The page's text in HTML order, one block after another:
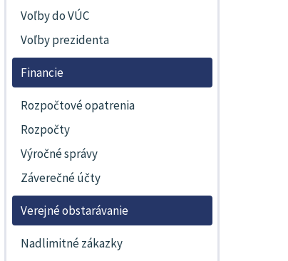
Voľby do VÚC
Voľby prezidenta
Financie
Rozpočtové opatrenia
Rozpočty
Výročné správy
Záverečné účty
Verejné obstarávanie
Nadlimitné zákazky